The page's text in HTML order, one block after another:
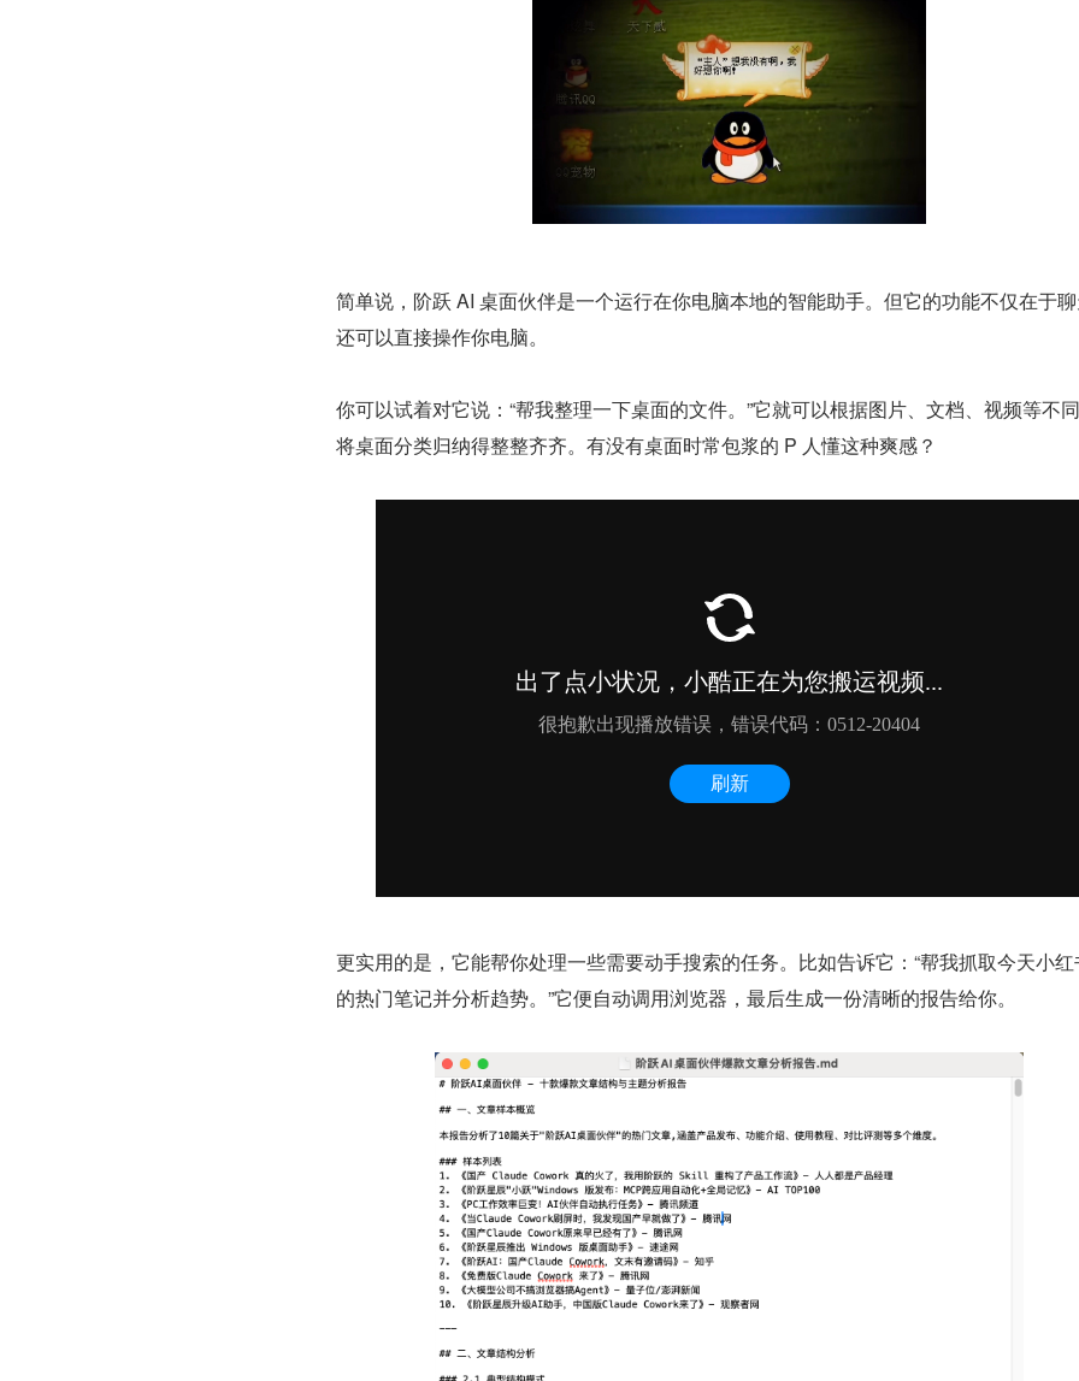
简单说，阶跃 AI 桌面伙伴是一个运行在你电脑本地的智能助手。但它的功能不仅在于
还可以直接操作你电脑。
你可以试着对它说：“帮我整理一下桌面的文件。”它就可以根据图片、文档、视频等不
将桌面分类归纳得整整齐齐。有没有桌面时常包浆的 P 人懂这种爽感？
更实用的是，它能帮你处理一些需要动手搜索的任务。比如告诉它：“帮我抓取今天小
的热门笔记并分析趋势。”它便自动调用浏览器，最后生成一份清晰的报告给你。